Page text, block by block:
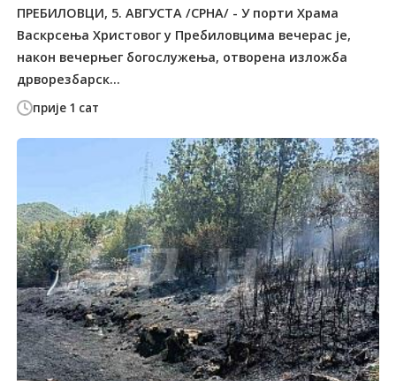
прије 1 сат
ПРЕБИЛОВЦИ, 5. АВГУСТА /СРНА/ - У порти Храма
Васкрсења Христовог у Пребиловцима вечерас је,
након вечерњег богослужења, отворена изложба
дрворезбарск...